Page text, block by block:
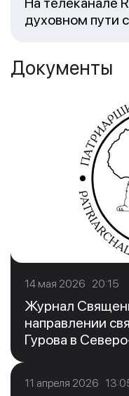
духовном пути
Документы
14 мая 2026 20:15
Журнал
направлении
Гурова в
11 апреля 2026